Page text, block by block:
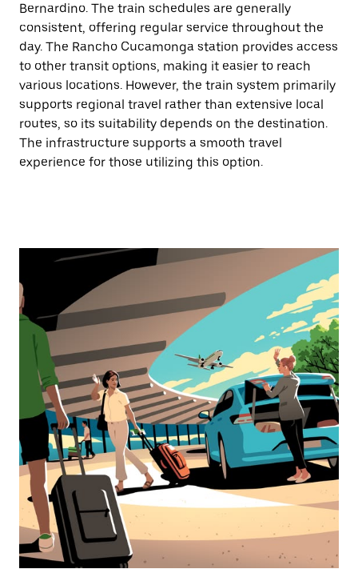
Bernardino. The train schedules are generally
consistent, offering regular service throughout the
day. The Rancho Cucamonga station provides access
to other transit options, making it easier to reach
various locations. However, the train system primarily
supports regional travel rather than extensive local
routes, so its suitability depends on the destination.
The infrastructure supports a smooth travel
experience for those utilizing this option.